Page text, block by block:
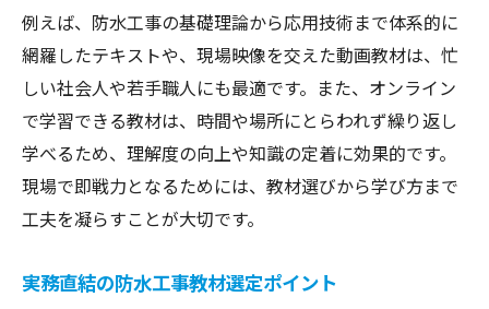
オンライン教材で防水工事の実践力を養う
防水工事の現場に役立つオンライン学習法
オンライン活用で防水工事スキルを効率習
得
現場対応重視の防水工事オンライン教材選
び
防水工事分野に特化したオンライン学習の
利点
例えば、防水工事の基礎理論から応用技術まで体系的に
網羅したテキストや、現場映像を交えた動画教材は、忙
しい社会人や若手職人にも最適です。また、オンライン
で学習できる教材は、時間や場所にとらわれず繰り返し
学べるため、理解度の向上や知識の定着に効果的です。
現場で即戦力となるためには、教材選びから学び方まで
工夫を凝らすことが大切です。
実務直結の防水工事教材選定ポイント